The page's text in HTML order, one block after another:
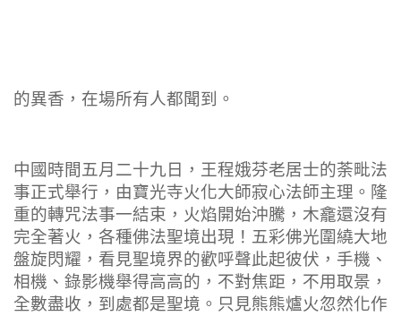
的異香，在場所有人都聞到。
中國時間五月二十九日，王程娥芬老居士的荼毗法
事正式舉行，由寶光寺火化大師寂心法師主理。隆
重的轉咒法事一結束，火焰開始沖騰，木龕還沒有
完全著火，各種佛法聖境出現！五彩佛光圍繞大地
盤旋閃耀，看見聖境界的歡呼聲此起彼伏，手機、
相機、錄影機舉得高高的，不對焦距，不用取景，
全數盡收，到處都是聖境。只見熊熊爐火忽然化作